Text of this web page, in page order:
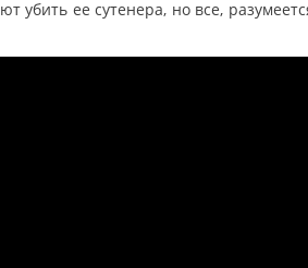
убить ее сутенера, но все,